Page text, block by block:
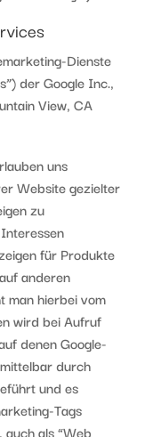
Dienste
der Google Inc.,
View, CA
uns
Website gezielter
zu
für Produkte
anderen
man hierbei vom
wird bei Aufruf
denen Google-
durch
und es
Tags
als “Web